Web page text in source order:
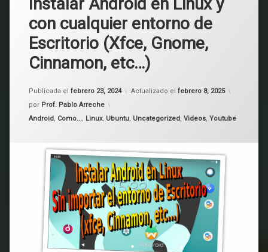
con cualquier entorno de
Escritorio (Xfce, Gnome,
Cinnamon, etc…)
Publicada el febrero 23, 2024 Actualizado el febrero 8, 2025
por Prof. Pablo Arreche
Categorías:
Android, Como..., Linux, Ubuntu, Uncategorized, Videos, Youtube